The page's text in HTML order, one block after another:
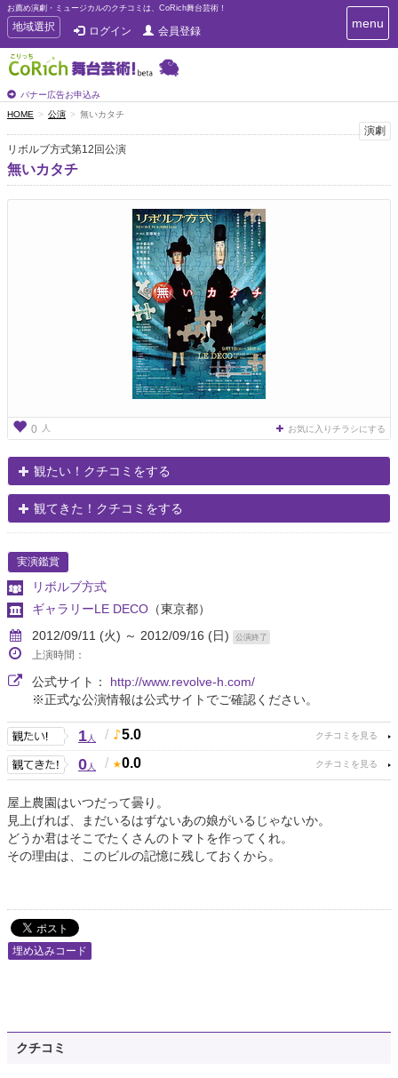
お薦め演劇・ミュージカルのクチコミは、CoRich舞台芸術！
T
o
g
g
e
n
a
v
i
g
地域選択 ログイン 会員登録
バナー広告お申込み
T
o
i
g
menu
HOME 公演 無いカタチ
演劇
リボルブ方式第12回公演
無いカタチ
0 人 お気に入りチラシにする
観たい！クチコミをする
観てきた！クチコミをする
実演鑑賞
リボルブ方式
ギャラリーLE DECO （東京都）
2012/09/11 (火) ～ 2012/09/16 (日)
公演終了
上演時間：
公式サイト： http://www.revolve-h.com/
※正式な公演情報は公式サイトでご確認ください。
1人 / 5.0
0人 / 0.0
屋上農園はいつだって曇り。
見上げれば、まだいるはずないあの娘がいるじゃないか。
どうか君はそこでたくさんのトマトを作ってくれ。
その理由は、このビルの記憶に残しておくから。
埋め込みコード
クチコミ